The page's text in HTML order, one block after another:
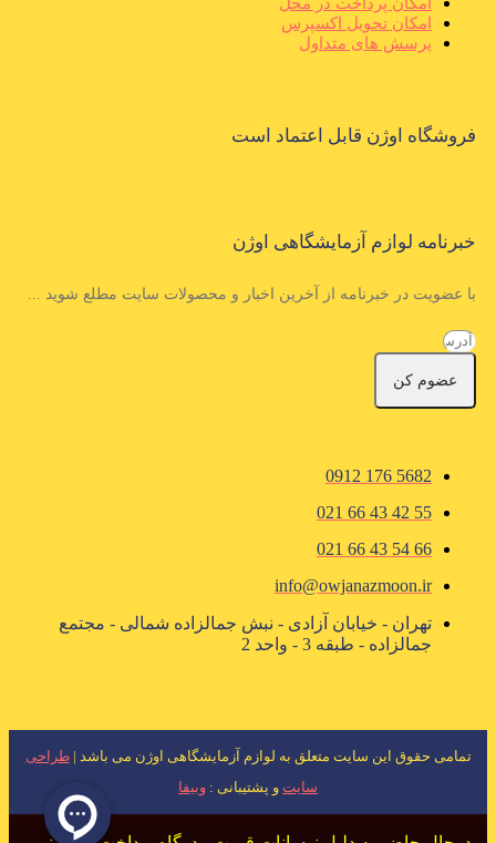
امکان تحویل اکسپرس
پرسش های متداول
فروشگاه اوژن قابل اعتماد است
خبرنامه لوازم آزمایشگاهی اوژن
با عضویت در خبرنامه از آخرین اخبار و محصولات سایت مطلع شوید ...
عضوم کن
5682 176 0912
55 42 43 66 021
66 54 43 66 021
info@owjanazmoon.ir
تهران - خیابان آزادی - نبش جمالزاده شمالی - مجتمع
جمالزاده - طبقه 3 - واحد 2
تمامی حقوق این سایت متعلق به لوازم آزمایشگاهی اوژن می باشد |طراحی
سایت و پشتیبانی : وبیفا